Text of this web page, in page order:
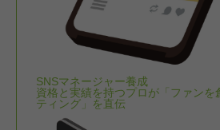
SNSマネージャー養成
資格と実績を持つプロが「ファンを
ティング」を直伝